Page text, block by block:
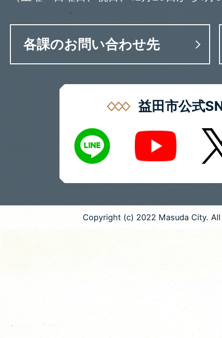
各課のお問い合わせ先
益田市公式
LINE
Youtube X
Copyright (c) 2022 Masuda City.